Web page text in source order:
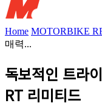
Home MOTORBIKE
매력...
독보적인 트라
RT 리미티드